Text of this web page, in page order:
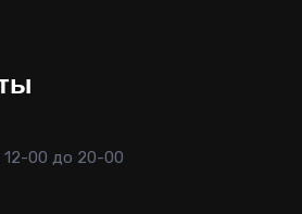
00 до 20-00